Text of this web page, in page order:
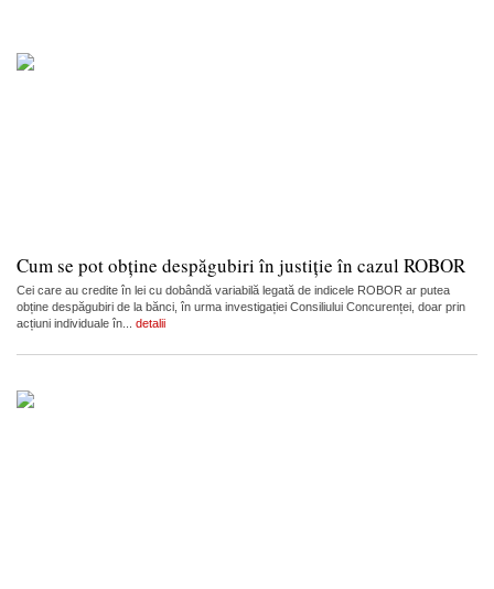
Cum se pot obține despăgubiri în justiție în cazul ROBOR
Cei care au credite în lei cu dobândă variabilă legată de indicele ROBOR ar putea
obține despăgubiri de la bănci, în urma investigației Consiliului Concurenței, doar prin
acțiuni individuale în... detalii